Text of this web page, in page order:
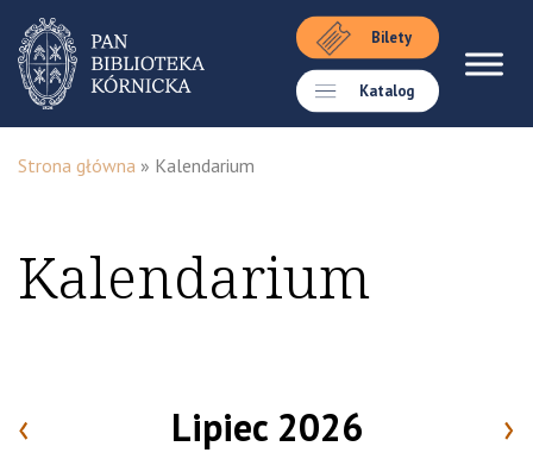
Bilety
Katalog
Strona główna » Kalendarium
Kalendarium
‹ Lipiec 2026 ›